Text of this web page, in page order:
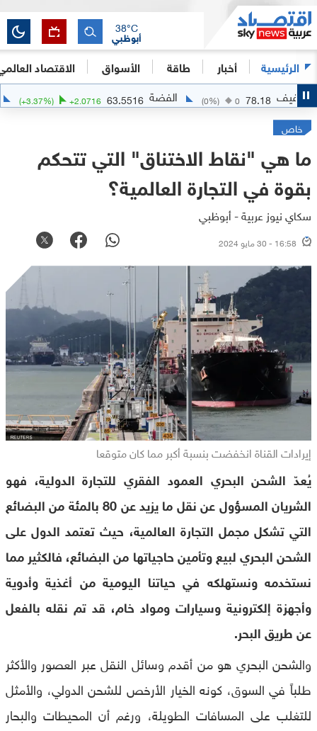
الرئيسية أخبار طاقة الأسواق الاقتصاد
أبوظبي
38°C
(0 %) الفضة 63.5516
+2.0716
(+3.37 %) الذهب
خاص
ما هي "نقاط الاختناق" التي تتحكم
بقوة في التجارة العالمية؟
سكاي نيوز عربية - أبوظبي
16:58 - 30 مايو 2024
إيرادات القناة انخفضت بنسبة أكبر مما كان متوقعا
يُعدّ الشحن البحري العمود الفقري للتجارة الدولية، فهو
الشريان المسؤول عن نقل ما يزيد عن 80 بالمئة من البضائع
التي تشكل مجمل التجارة العالمية، حيث تعتمد الدول على
الشحن البحري لبيع وتأمين حاجياتها من البضائع، فالكثير مما
نستخدمه ونستهلكه في حياتنا اليومية من أغذية وأدوية
وأجهزة إلكترونية وسيارات ومواد خام، قد تم نقله بالفعل
عن طريق البحر.
والشحن البحري هو من أقدم وسائل النقل عبر العصور والأكثر
طلباً في السوق، كونه الخيار الأرخص للشحن الدولي، والأمثل
للتغلب على المسافات الطويلة، ورغم أن المحيطات والبحار